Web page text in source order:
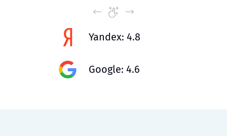
Yandex: 4.8
Google: 4.6